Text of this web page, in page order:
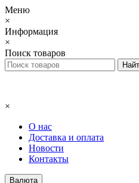
Меню
×
Информация
×
Поиск товаров
×
О нас
Доставка и оплата
Новости
Контакты
Валюта